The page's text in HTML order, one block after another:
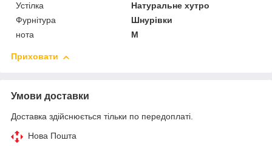
Устілка
Натуральне хутро
Фурнітура
Шнурівки
нота
M
Приховати
Умови доставки
Доставка здійснюється тільки по передоплаті.
Нова Пошта